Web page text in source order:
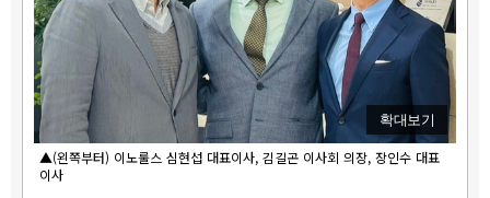
확대보기
▲(왼쪽부터) 이노룰스 심현섭 대표이사, 김길곤 이사회 의장, 장인수 대표
이사